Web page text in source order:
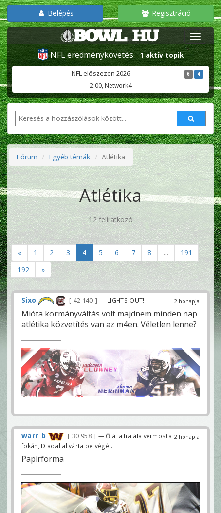
Belépés Regisztráció
NFL eredménykövetés -1 aktív topik
NFL előszezon 2026 6 4
2:00, Network4
Fórum Egyéb témák Atlétika
Atlétika
12 feliratkozó
« 1 2 3 4 5 6 7 8 ...
191
192
»
2 hónapja
Sixo 42 140 — LIGHTS OUT!
Mióta kormányváltás volt majdnem minden nap
atlétika közvetítés van az m4en. Véletlen lenne?
2 hónapja
warr_b 30 958
— Ő álla halála vérmosta
fokán, Diadallal várta be végét.
Papírforma